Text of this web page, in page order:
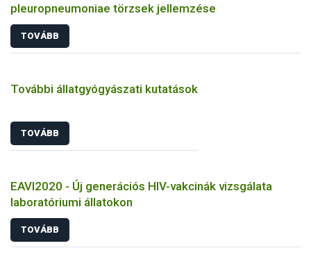
pleuropneumoniae törzsek jellemzése
TOVÁBB
További állatgyógyászati kutatások
TOVÁBB
EAVI2020 - Új generációs HIV-vakcinák vizsgálata
laboratóriumi állatokon
TOVÁBB